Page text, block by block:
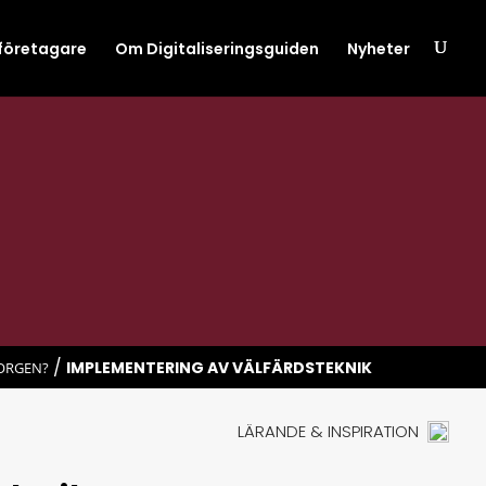
Om Digitaliseringsguiden Nyheter
/ IMPLEMENTERING AV VÄLFÄRDSTEKNIK
LÄRANDE & INSPIRATION